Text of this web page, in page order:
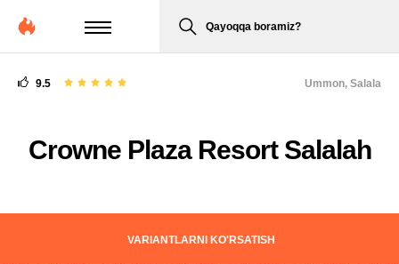
Qayoqqa boramiz?
9.5
Crowne Plaza Resort Salalah
Ummon, Salala
VARIANTLARNI KO'RSATISH